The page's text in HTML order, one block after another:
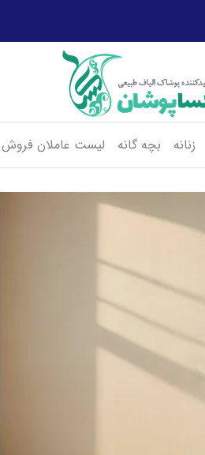
زنانه بچه گانه لیست عاملان فروش